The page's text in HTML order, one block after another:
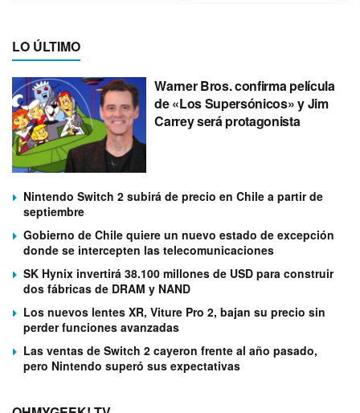
LO ÚLTIMO
Warner Bros. confirma película
de «Los Supersónicos» y Jim
Carrey será protagonista
Nintendo Switch 2 subirá de precio en Chile a partir de
septiembre
Gobierno de Chile quiere un nuevo estado de excepción
donde se intercepten las telecomunicaciones
SK Hynix invertirá 38.100 millones de USD para construir
dos fábricas de DRAM y NAND
Los nuevos lentes XR, Viture Pro 2, bajan su precio sin
perder funciones avanzadas
Las ventas de Switch 2 cayeron frente al año pasado,
pero Nintendo superó sus expectativas